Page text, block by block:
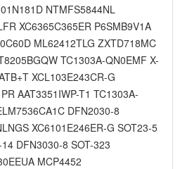
NTMFS5844NL
XC6365C365ER P6SMB9V1A
ML62412TLG ZXTD718MC
TC1303A-QN0EMF X-
XCL103E243CR-G
AAT3351IWP-T1 TC1303A-
DFN2030-8
XC6101E246ER-G SOT23-5
DFN3030-8 SOT-323
MCP4452